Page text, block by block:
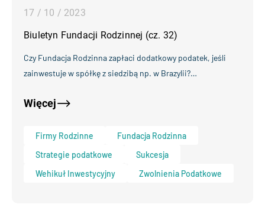
17 / 10 / 2023
Biuletyn Fundacji Rodzinnej (cz. 32)
Czy Fundacja Rodzinna zapłaci dodatkowy podatek, jeśli
zainwestuje w spółkę z siedzibą np. w Brazylii?…
Więcej
Firmy Rodzinne
Fundacja Rodzinna
Strategie podatkowe
Sukcesja
Wehikuł Inwestycyjny
Zwolnienia Podatkowe